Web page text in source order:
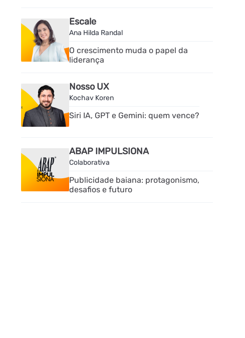
Escale
Ana Hilda Randal
O crescimento muda o papel da
liderança
Nosso UX
Kochav Koren
Siri IA, GPT e Gemini: quem vence?
ABAP IMPULSIONA
Colaborativa
Publicidade baiana: protagonismo,
desafios e futuro